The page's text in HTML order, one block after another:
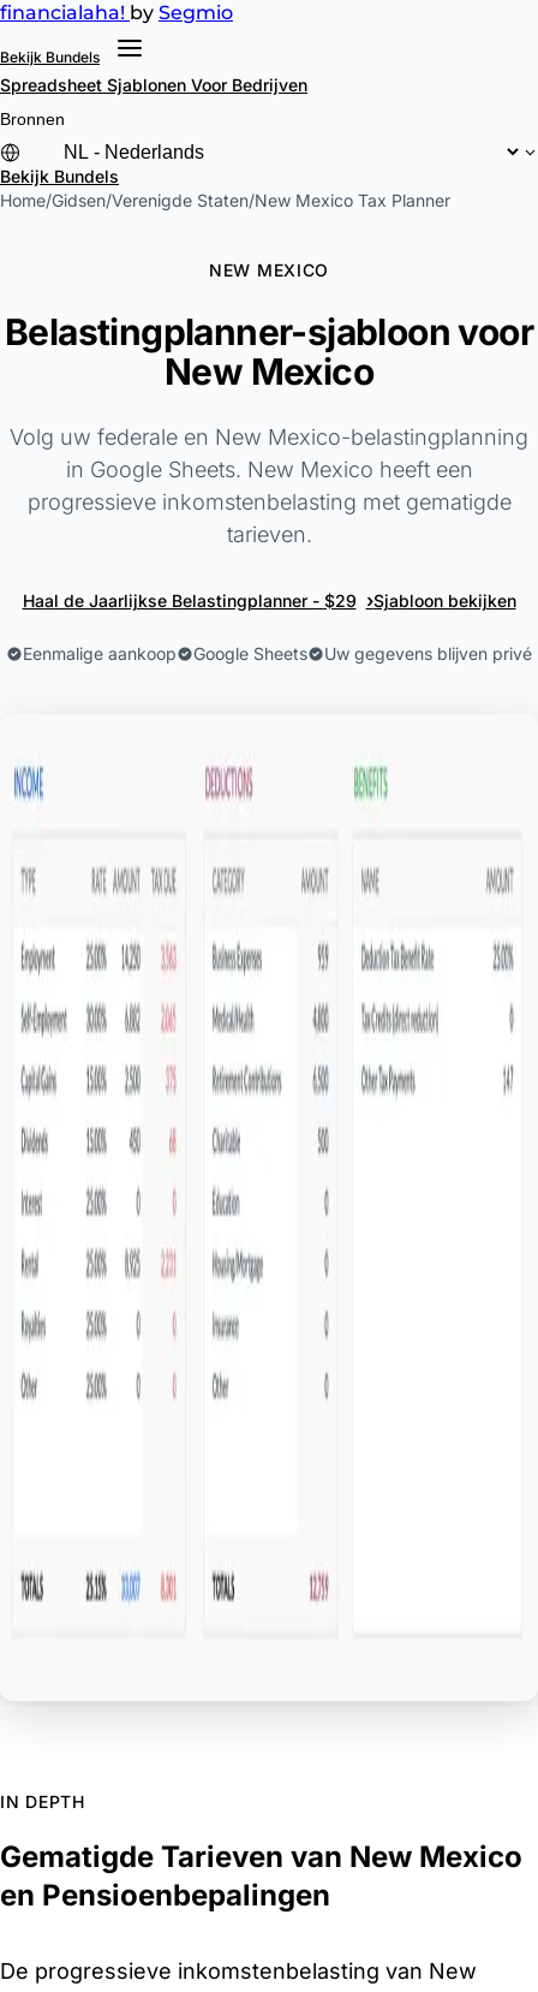
financialaha! by Segmio
Bekijk Bundels
Spreadsheet Sjablonen Voor Bedrijven
Bronnen
Bekijk Bundels
Home/Gidsen/Verenigde Staten/New Mexico Tax Planner
NEW MEXICO
Belastingplanner-sjabloon voor
New Mexico
Volg uw federale en New Mexico-belastingplanning
in Google Sheets. New Mexico heeft een
progressieve inkomstenbelasting met gematigde
tarieven.
Haal de Jaarlijkse Belastingplanner - $29 ›Sjabloon bekijken
Eenmalige aankoop Google Sheets Uw gegevens blijven privé
IN DEPTH
Gematigde Tarieven van New Mexico
en Pensioenbepalingen
De progressieve inkomstenbelasting van New